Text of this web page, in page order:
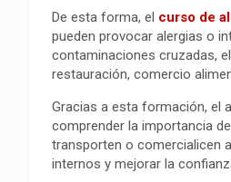
De esta forma, el curso de
pueden provocar alergias o
contaminaciones cruzadas,
restauración, comercio
Gracias a esta formación, el
comprender la importancia
transporten o comercialicen
internos y mejorar la